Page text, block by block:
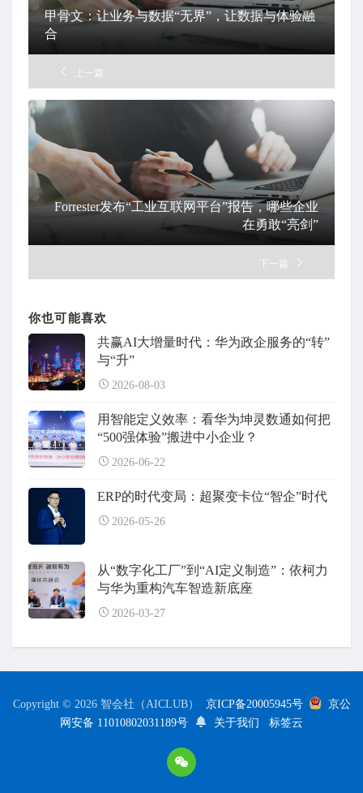
甲骨文：让业务与数据“无界”，让数据与体验融
合
上一篇
Forrester发布“工业互联网平台”报告，哪些企业
在勇敢“亮剑”
下一篇
你也可能喜欢
共赢AI大增量时代：华为政企服务的“转”
与“升”
2026-08-03
用智能定义效率：看华为坤灵数通如何把
“500强体验”搬进中小企业？
2026-06-22
ERP的时代变局：超聚变卡位“智企”时代
2026-05-26
从“数字化工厂”到“AI定义制造”：依柯力
与华为重构汽车智造新底座
2026-03-27
Copyright © 2026 智会社（AICLUB） 京ICP备20005945号
京公
网安备 11010802031189号
关于我们 标签云